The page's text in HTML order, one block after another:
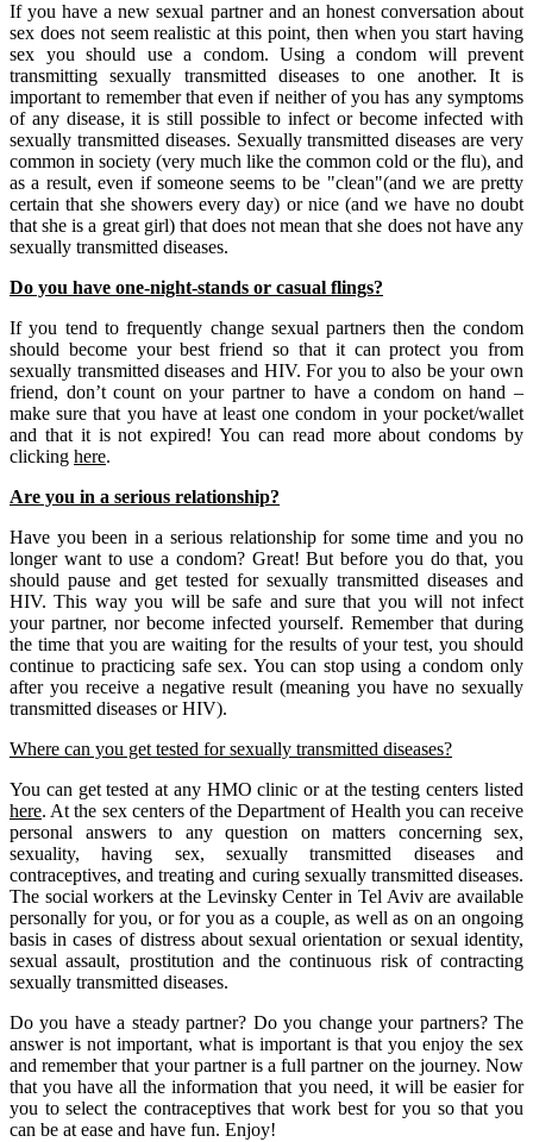
If you have a new sexual partner and an honest conversation about
sex does not seem realistic at this point, then when you start having
sex you should use a condom. Using a condom will prevent
transmitting sexually transmitted diseases to one another. It is
important to remember that even if neither of you has any symptoms
of any disease, it is still possible to infect or become infected with
sexually transmitted diseases. Sexually transmitted diseases are very
common in society (very much like the common cold or the flu), and
as a result, even if someone seems to be "clean"(and we are pretty
certain that she showers every day) or nice (and we have no doubt
that she is a great girl) that does not mean that she does not have any
sexually transmitted diseases.
Do you have one-night-stands or casual flings?
If you tend to frequently change sexual partners then the condom
should become your best friend so that it can protect you from
sexually transmitted diseases and HIV. For you to also be your own
friend, don’t count on your partner to have a condom on hand –
make sure that you have at least one condom in your pocket/wallet
and that it is not expired! You can read more about condoms by
clicking here.
Are you in a serious relationship?
Have you been in a serious relationship for some time and you no
longer want to use a condom? Great! But before you do that, you
should pause and get tested for sexually transmitted diseases and
HIV. This way you will be safe and sure that you will not infect
your partner, nor become infected yourself. Remember that during
the time that you are waiting for the results of your test, you should
continue to practicing safe sex. You can stop using a condom only
after you receive a negative result (meaning you have no sexually
transmitted diseases or HIV).
Where can you get tested for sexually transmitted diseases?
You can get tested at any HMO clinic or at the testing centers listed
here. At the sex centers of the Department of Health you can receive
personal answers to any question on matters concerning sex,
sexuality, having sex, sexually transmitted diseases and
contraceptives, and treating and curing sexually transmitted diseases.
The social workers at the Levinsky Center in Tel Aviv are available
personally for you, or for you as a couple, as well as on an ongoing
basis in cases of distress about sexual orientation or sexual identity,
sexual assault, prostitution and the continuous risk of contracting
sexually transmitted diseases.
Do you have a steady partner? Do you change your partners? The
answer is not important, what is important is that you enjoy the sex
and remember that your partner is a full partner on the journey. Now
that you have all the information that you need, it will be easier for
you to select the contraceptives that work best for you so that you
can be at ease and have fun. Enjoy!